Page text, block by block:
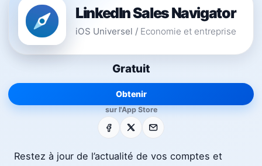
LinkedIn Sales Navigator
iOS Universel / Economie et entreprise
Gratuit
Obtenir
sur l'App Store
Facebook E-mail
Restez à jour de l’actualité de vos comptes et